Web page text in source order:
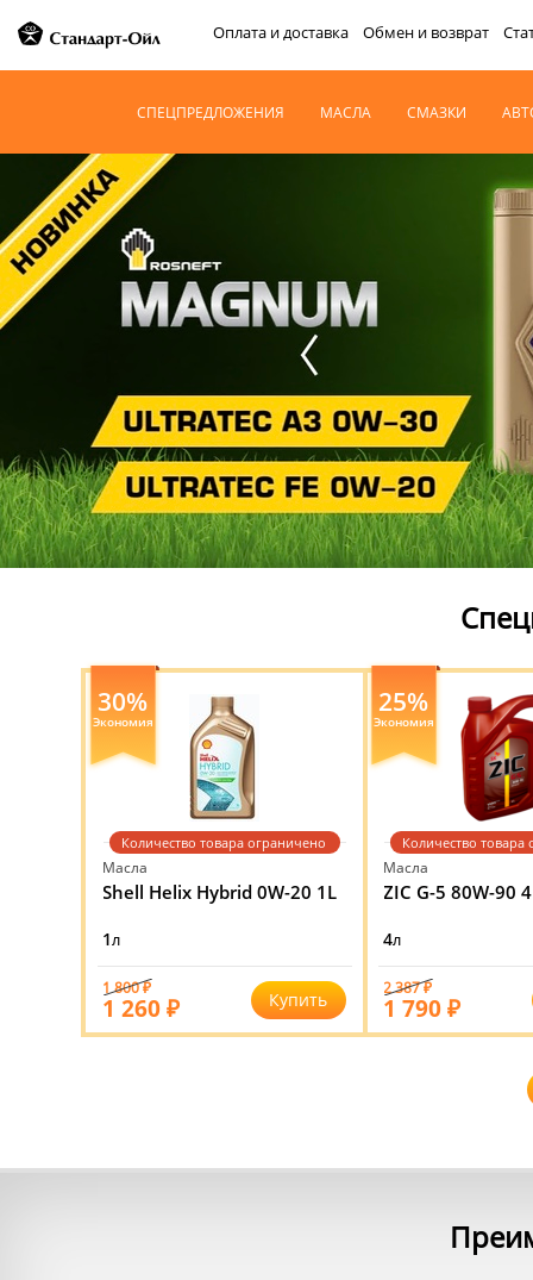
Оплата и доставка Обмен и возврат
СПЕЦПРЕДЛОЖЕНИЯ МАСЛА СМАЗКИ
30%
Экономия
Количество товара ограничено
Масла
Shell Helix Hybrid 0W-20 1L
1л
1 800 ₽
1 260 ₽ Купить
25%
Экономия
Количество товара
Масла
ZIC G-5 80W-90
4л
2 387 ₽
1 790 ₽